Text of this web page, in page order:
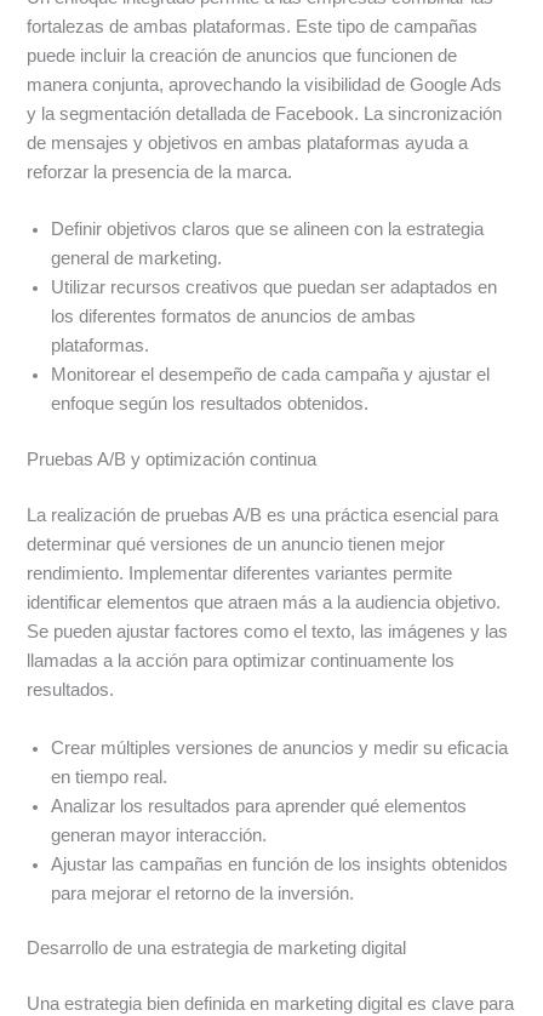
fortalezas de ambas plataformas. Este tipo de campañas
puede incluir la creación de anuncios que funcionen de
manera conjunta, aprovechando la visibilidad de Google Ads
y la segmentación detallada de Facebook. La sincronización
de mensajes y objetivos en ambas plataformas ayuda a
reforzar la presencia de la marca.
Definir objetivos claros que se alineen con la estrategia
general de marketing.
Utilizar recursos creativos que puedan ser adaptados en
los diferentes formatos de anuncios de ambas
plataformas.
Monitorear el desempeño de cada campaña y ajustar el
enfoque según los resultados obtenidos.
Pruebas A/B y optimización continua
La realización de pruebas A/B es una práctica esencial para
determinar qué versiones de un anuncio tienen mejor
rendimiento. Implementar diferentes variantes permite
identificar elementos que atraen más a la audiencia objetivo.
Se pueden ajustar factores como el texto, las imágenes y las
llamadas a la acción para optimizar continuamente los
resultados.
Crear múltiples versiones de anuncios y medir su eficacia
en tiempo real.
Analizar los resultados para aprender qué elementos
generan mayor interacción.
Ajustar las campañas en función de los insights obtenidos
para mejorar el retorno de la inversión.
Desarrollo de una estrategia de marketing digital
Una estrategia bien definida en marketing digital es clave para